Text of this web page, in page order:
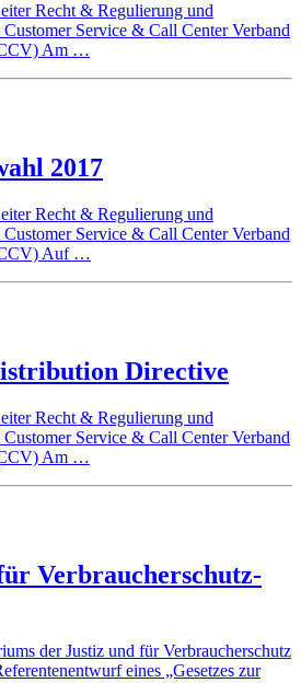
Recht & Regulierung und
Service & Call Center Verband
Am …
2017
Recht & Regulierung und
Service & Call Center Verband
Auf …
Directive
Recht & Regulierung und
Service & Call Center Verband
Am …
Verbraucherschutz-
der Justiz und für Verbraucherschutz
eines „Gesetzes zur